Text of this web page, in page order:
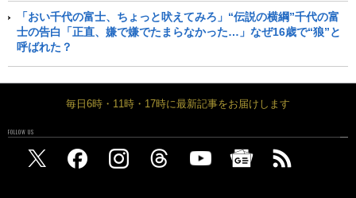
「おい千代の富士、ちょっと吠えてみろ」“伝説の横綱”千代の富
士の告白「正直、嫌で嫌でたまらなかった…」なぜ16歳で“狼”と
呼ばれた？
毎日6時・11時・17時に最新記事をお届けします
FOLLOW US